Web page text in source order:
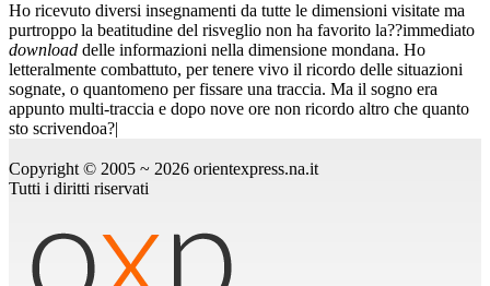
Ho ricevuto diversi insegnamenti da tutte le dimensioni visitate ma
purtroppo la beatitudine del risveglio non ha favorito la??immediato
download delle informazioni nella dimensione mondana. Ho
letteralmente combattuto, per tenere vivo il ricordo delle situazioni
sognate, o quantomeno per fissare una traccia. Ma il sogno era
appunto multi-traccia e dopo nove ore non ricordo altro che quanto
sto scrivendoa?|
Copyright © 2005 ~ 2026 orientexpress.na.it
Tutti i diritti riservati